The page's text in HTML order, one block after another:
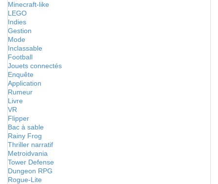
Minecraft-like
LEGO
Indies
Gestion
Mode
Inclassable
Football
Jouets connectés
Enquête
Application
Rumeur
Livre
VR
Flipper
Bac à sable
Rainy Frog
Thriller narratif
Metroidvania
Tower Defense
Dungeon RPG
Rogue-Lite